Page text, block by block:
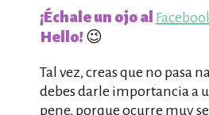
¡Échale un ojo al
Hello! 😉
Tal vez, creas que no pasa
debes darle importancia a
pene, porque ocurre muy